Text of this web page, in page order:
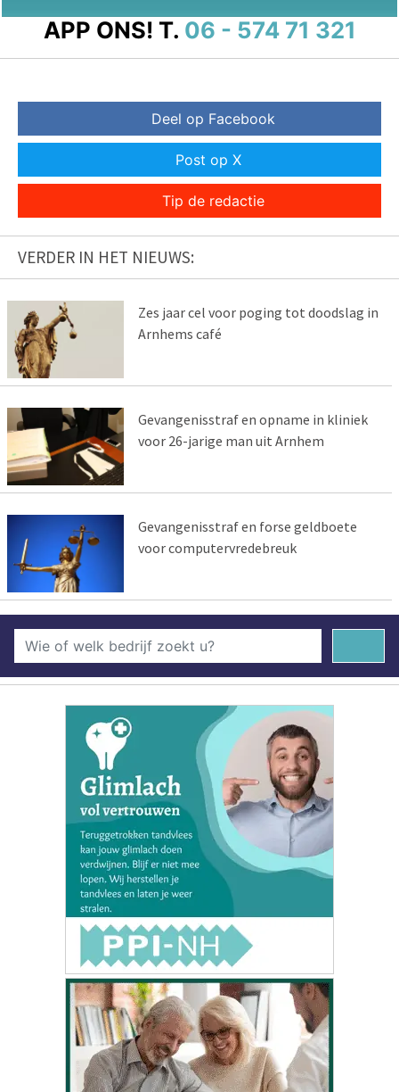
APP ONS! T. 06 - 574 71 321
Deel op Facebook
Post op X
Tip de redactie
VERDER IN HET NIEUWS:
Zes jaar cel voor poging tot doodslag in
Arnhems café
Gevangenisstraf en opname in kliniek
voor 26-jarige man uit Arnhem
Gevangenisstraf en forse geldboete
voor computervredebreuk